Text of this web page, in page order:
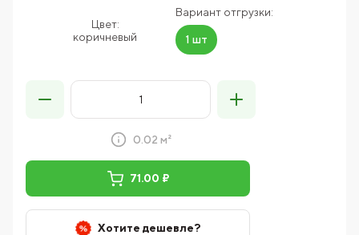
Цвет:
коричневый
Вариант отгрузки:
1 шт
0.02 м²
71.00 ₽
Хотите дешевле?